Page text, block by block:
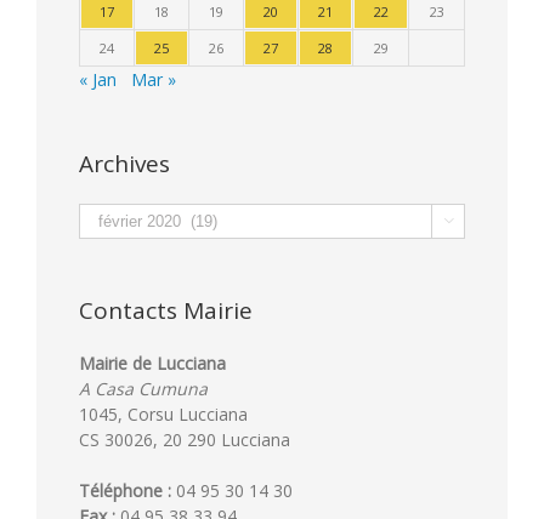
17
18 19 20 21 22
23
24
25 26 27 28 29
« Jan Mar »
Archives
Archives 
Contacts Mairie
Mairie de Lucciana
A Casa Cumuna
1045, Corsu Lucciana
CS 30026, 20 290 Lucciana
Téléphone : 04 95 30 14 30